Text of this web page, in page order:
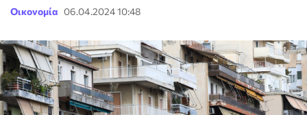
Οικονομία 06.04.2024 10:48